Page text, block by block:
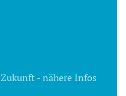
- nähere Infos